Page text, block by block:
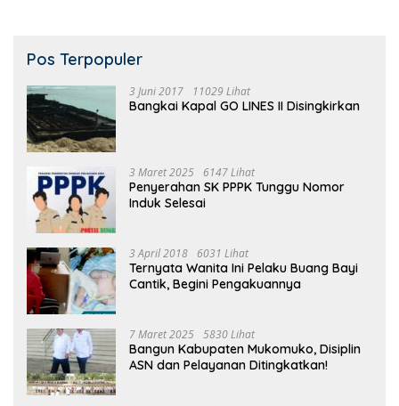
Pos Terpopuler
3 Juni 2017 11029 Lihat
Bangkai Kapal GO LINES II Disingkirkan
3 Maret 2025 6147 Lihat
Penyerahan SK PPPK Tunggu Nomor
Induk Selesai
3 April 2018 6031 Lihat
Ternyata Wanita Ini Pelaku Buang Bayi
Cantik, Begini Pengakuannya
7 Maret 2025 5830 Lihat
Bangun Kabupaten Mukomuko, Disiplin
ASN dan Pelayanan Ditingkatkan!